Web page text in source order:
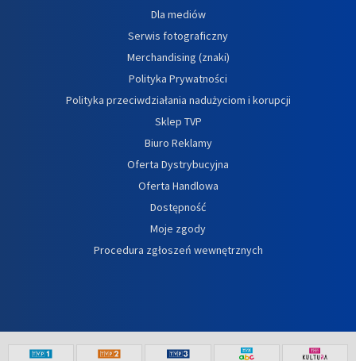
Dla mediów
Serwis fotograficzny
Merchandising (znaki)
Polityka Prywatności
Polityka przeciwdziałania nadużyciom i korupcji
Sklep TVP
Biuro Reklamy
Oferta Dystrybucyjna
Oferta Handlowa
Dostępność
Moje zgody
Procedura zgłoszeń wewnętrznych